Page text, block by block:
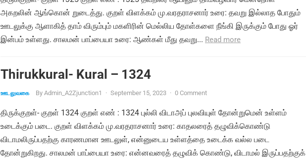
அகறலின் ஆங்கொன் றுடைத்து. குறள் விளக்கம் மு.வரதராசனார் உரை: தவறு இல்லாத போதும்
ஊடலுக்கு ஆளாகித் தாம் விரும்பும் மகளிரின் மெல்லிய தோள்களை நீங்கி இருக்கும் போது ஓர்
இன்பம் உள்ளது. சாலமன் பாப்பையா உரை: ஆண்கள் மீது தவறு... Read more
Thirukkural- Kural – 1324
ஊடலுவகை By Admin_A2Zjunction1 · September 15, 2023 · 0 Comment
திருக்குறள்- குறள் 1324 குறள் எண் : 1324 புல்லி விடாஅப் புலவியுள் தோன்றுமென் உள்ளம்
உடைக்கும் படை. குறள் விளக்கம் மு.வரதராசனார் உரை: காதலரைத் தழுவிக்கொண்டு
விடாமலிருப்பதற்கு காரணமான ஊடலுள், என்னுடைய உள்ளத்தை உடைக்க வல்ல படை
தோன்றுகிறது. சாலமன் பாப்பையா உரை: என்னவரைத் தழுவிக் கொண்டு, விடாமல் இருப்பதற்குக்